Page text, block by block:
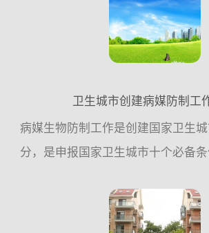
苍蝇、蚊子是常见...
卫生城市创建病媒防制工
病媒生物防制工作是创建国家卫生
分，是申报国家卫生城市十个必备
到国家卫生城市标准，具体工作参考
思想 ：...